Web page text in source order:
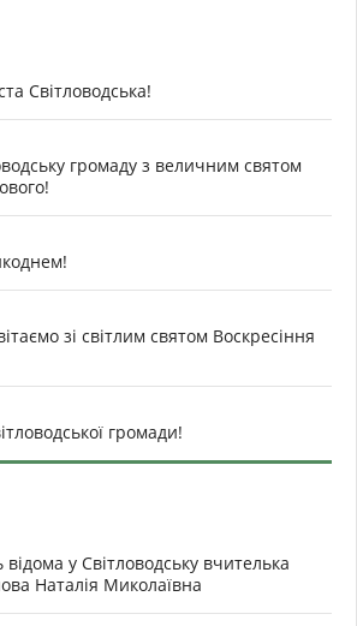
Світловодська!
громаду з величним святом
зі світлим святом Воскресіння
громади!
відома у Світловодську вчителька
Наталія Миколаївна